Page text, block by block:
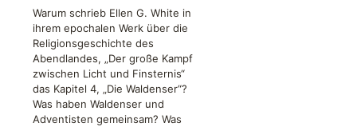
Warum schrieb Ellen G. White in
ihrem epochalen Werk über die
Religionsgeschichte des
Abendlandes, „Der große Kampf
zwischen Licht und Finsternis“
das Kapitel 4, „Die Waldenser“?
Was haben Waldenser und
Adventisten gemeinsam? Was